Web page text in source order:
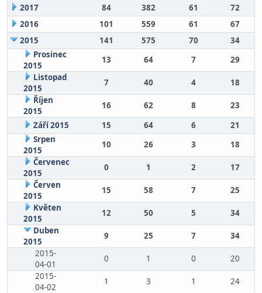
2017
84 382 61
72
2016
101 559 61
67
2015
141 575 70
34
Prosinec
2015
13 64 7
29
Listopad
2015
7 40 4
18
Říjen
2015
16 62 8
23
Září 2015
15 64 6
21
Srpen
2015
10 26 3
18
Červenec
2015
0 1 2
17
Červen
2015
15 58 7
25
Květen
2015
12 50 5
34
Duben
2015
9 25 7
34
2015-
04-01
0 1 0
20
2015-
04-02
1 3 1
24